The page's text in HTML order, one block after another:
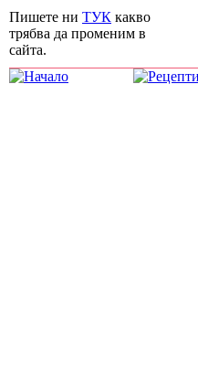
Пишете ни ТУК какво
трябва да променим в
сайта.